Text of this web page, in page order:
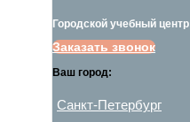
Городской учебный центр
Заказать звонок
Ваш город:
Санкт-Петербург